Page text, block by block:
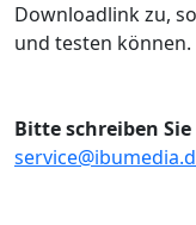
Downloadlink zu,
und testen können.
Bitte schreiben